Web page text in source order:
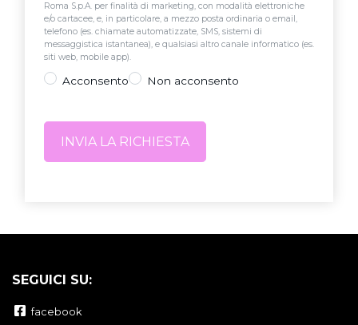
Roma S.p.A. per finalità di marketing, con modalità elettroniche
e/o cartacee, e, in particolare, a mezzo posta ordinaria o email,
telefono (es. chiamate automatizzate, SMS, sistemi di
messaggistica istantanea), e qualsiasi altro canale informatico (es.
siti web, mobile app).
Acconsento Non acconsento
SEGUICI SU:
facebook